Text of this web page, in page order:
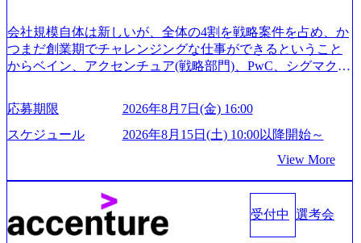
合、後日面接や面談のお時間をいただく場合がございます
● 面接、条件面談それぞれ最大1時間を想定しております ・
実施前日までに日程およびURLを共有させていただきます
・面接および条件面談ともに、どの時間開始となってもご
ますと幸いです ※1day選考会のご参加希望の方は、事前に
GAB試験を受検いただきます(受験期限は1day選考会実施日
の3日前まで)。 ※ただし、30代以上のコンサルファーム経
験3年以上の方はGAB受検免除、書類選考のみ。 書類選考
通過後に、GAB試験に合格している方へ1day選考会当日の
ご案内をさせていただきます。 急速なグローバル化により
既存事業では成長戦略を描く事が困難になった大手企業を
サポートするため、新規事業立案や既存事業のトランスフ
会社規模自体は新しいが、全体の4割を戦略案件を占め、か
つまだ創業期でチャレンジングな仕事ができるということ
からベイン、アクセンチュア(戦略部門)、PwC、シグマクシ
が続々ジョインするピュアな戦略を伸ばす新興ファーム。
事業会社機能へ携われる可能性※SaaSプロダクト、地方創
生、メディアなど リモート比率99%、福岡や北海道在中者
業、通信業界に強みがあり、ヘルスケアな業界は広げてい
く予定 インセンティブ支給という他社にはない制度 ワンプ
ール制を敷く、柔軟な組織 2026年8月15日(土) 10:00以降開
始～ 2026年8月7日(金) 16:00 ※枠が限られておりますので、
ご応募いただいてもご対応できない可能性がございます ※
応募期限
2026年8月7日(金) 16:00
スケジュール
2026年8月15日(土) 10:00以降開始～
View More
受付中 選考会